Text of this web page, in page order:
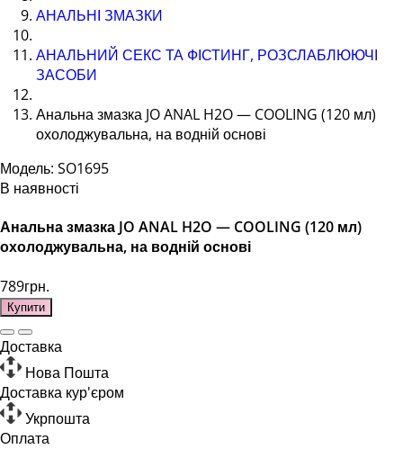
АНАЛЬНІ ЗМАЗКИ
АНАЛЬНИЙ СЕКС ТА ФІСТИНГ, РОЗСЛАБЛЮЮЧІ
ЗАСОБИ
Анальна змазка JO ANAL H2O — COOLING (120 мл)
охолоджувальна, на водній основі
Модель: SO1695
В наявності
Анальна змазка JO ANAL H2O — COOLING (120 мл)
охолоджувальна, на водній основі
789грн.
Купити
Доставка
Нова Пошта
Доставка кур'єром
Укрпошта
Оплата